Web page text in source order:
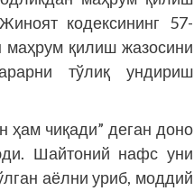
кодексининг 57-
маҳрум қилиш жазосини
тўлиқ ундириш
ҳам чиқади” деган доно
Шайтоний нафс уни
аёлни уриб, моддий